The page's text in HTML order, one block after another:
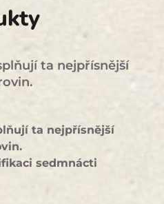
ta nejpřísnější
ta nejpřísnější
sedmnácti